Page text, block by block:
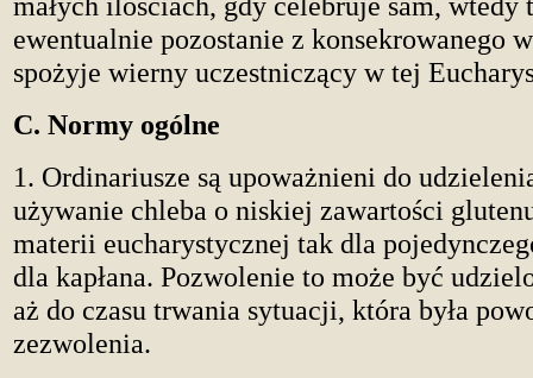
ewentualnie pozostanie z konsekrowanego
spożyje wierny uczestniczący w tej
C. Normy ogólne
1. Ordinariusze są upoważnieni do
używanie chleba o niskiej zawartości
materii eucharystycznej tak dla
dla kapłana. Pozwolenie to może być
aż do czasu trwania sytuacji, która była
zezwolenia.